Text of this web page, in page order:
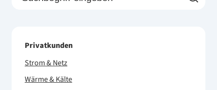
Privatkunden
Strom & Netz
Wärme & Kälte